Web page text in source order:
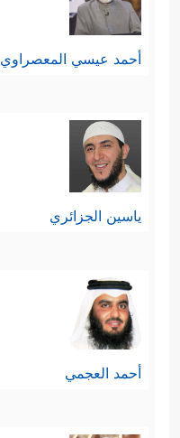
أحمد عيسي المعصراوي
ياسين الجزائري
أحمد العجمي